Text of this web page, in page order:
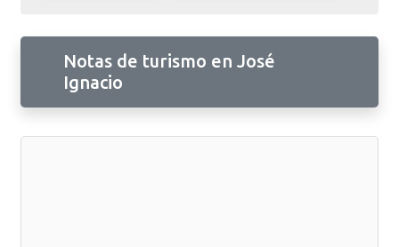
Notas de turismo en José
Ignacio